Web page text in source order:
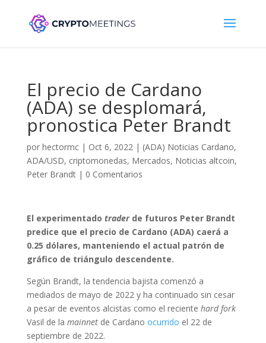
El precio de Cardano
(ADA) se desplomará,
pronostica Peter Brandt
por hectormc| Oct 6, 2022| (ADA) Noticias Cardano,
ADA/USD, criptomonedas, Mercados, Noticias altcoin,
Peter Brandt| 0 Comentarios
El experimentado traderde futuros Peter Brandt
predice que el precio de Cardano (ADA) caerá a
0.25 dólares, manteniendo el actual patrón de
gráfico de triángulo descendente.
Según Brandt, la tendencia bajista comenzó a
mediados de mayo de 2022 y ha continuado sin cesar
a pesar de eventos alcistas como el reciente hard fork
Vasil de la mainnetde Cardano ocurrido el 22 de
septiembre de 2022.